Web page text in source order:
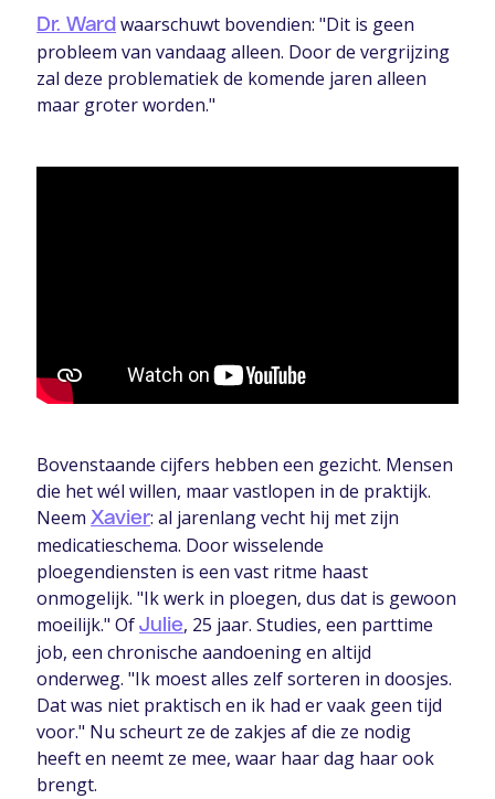
Dr. Ward waarschuwt bovendien: "Dit is geen
probleem van vandaag alleen. Door de vergrijzing
zal deze problematiek de komende jaren alleen
maar groter worden."
Bovenstaande cijfers hebben een gezicht. Mensen
die het wél willen, maar vastlopen in de praktijk.
NeemXavier: al jarenlang vecht hij met zijn
medicatieschema. Door wisselende
ploegendiensten is een vast ritme haast
onmogelijk. "Ik werk in ploegen, dus dat is gewoon
moeilijk." OfJulie, 25 jaar. Studies, een parttime
job, een chronische aandoening en altijd
onderweg. "Ik moest alles zelf sorteren in doosjes.
Dat was niet praktisch en ik had er vaak geen tijd
voor." Nu scheurt ze de zakjes af die ze nodig
heeft en neemt ze mee, waar haar dag haar ook
brengt.